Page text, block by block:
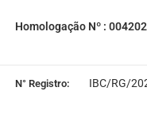
Homologação Nº :
N° Registro: IBC/RG/